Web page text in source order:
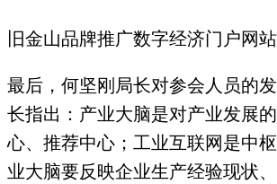
旧金山品牌推广数字经济门户网
最后，何坚刚局长对参会人员的
长指出：产业大脑是对产业发展
心、推荐中心；工业互联网是中
业大脑要反映企业生产经验现状